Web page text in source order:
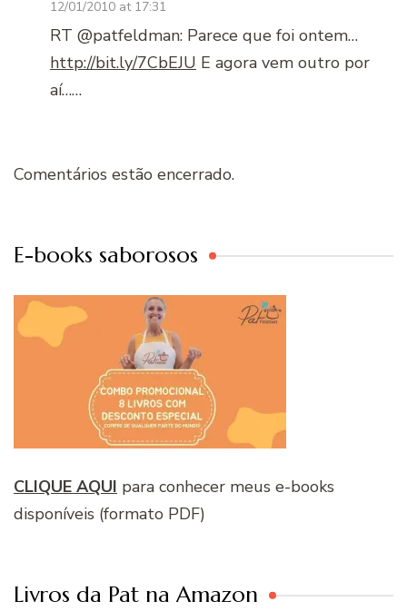
12/01/2010 at 17:31
RT @patfeldman: Parece que foi ontem…
http://bit.ly/7CbEJU E agora vem outro por
aí……
Comentários estão encerrado.
E-books saborosos
CLIQUE AQUI para conhecer meus e-books
disponíveis (formato PDF)
Livros da Pat na Amazon